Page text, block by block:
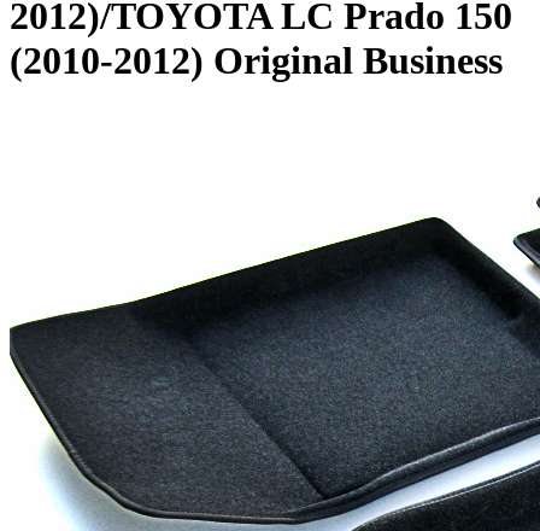
2012)/TOYOTA LC Prado 150
(2010-2012) Original Business